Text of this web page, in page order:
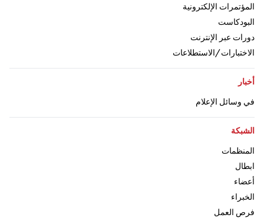
المؤتمرات الإلكترونية
البودكاست
دورات عبر الإنترنت
الاختبارات/الاستطلاعات
اذهب إلى:
أخبار
في وسائل الإعلام
اذهب إلى:
الشبكة
المنظمات
ابطال
أعضاء
الخبراء
فرص العمل